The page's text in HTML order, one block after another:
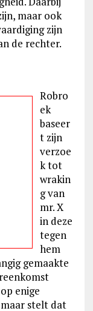
maar ook
zijn
de rechter.
Robro
ek
baseer
t zijn
verzoe
k tot
wrakin
g van
mr. X
in deze
tegen
hem
gemaakte
enige
stelt dat